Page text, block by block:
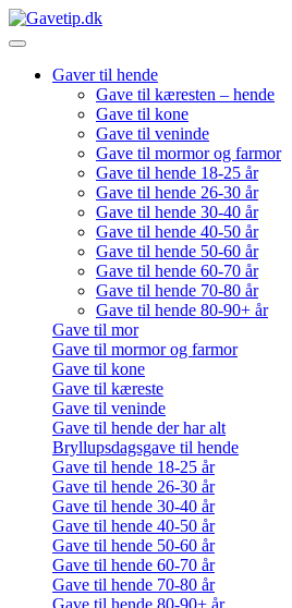
Gaver til hende
Gave til kæresten – hende
Gave til kone
Gave til veninde
Gave til mormor og farmor
Gave til hende 18-25 år
Gave til hende 26-30 år
Gave til hende 30-40 år
Gave til hende 40-50 år
Gave til hende 50-60 år
Gave til hende 60-70 år
Gave til hende 70-80 år
Gave til hende 80-90+ år
Gave til mor
Gave til mormor og farmor
Gave til kone
Gave til kæreste
Gave til veninde
Gave til hende der har alt
Bryllupsdagsgave til hende
Gave til hende 18-25 år
Gave til hende 26-30 år
Gave til hende 30-40 år
Gave til hende 40-50 år
Gave til hende 50-60 år
Gave til hende 60-70 år
Gave til hende 70-80 år
Gave til hende 80-90+ år